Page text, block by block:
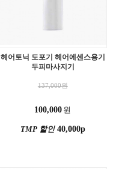
헤어토닉 도포기 헤어에센스용기
두피마사지기
137,000원
100,000 원
TMP 할인40,000p